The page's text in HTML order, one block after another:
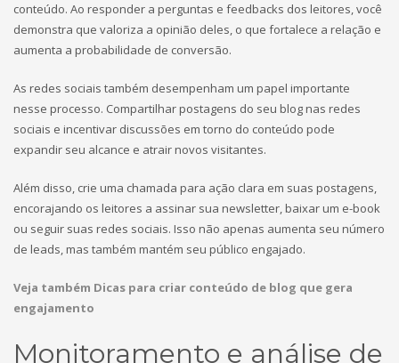
conteúdo. Ao responder a perguntas e feedbacks dos leitores, você
demonstra que valoriza a opinião deles, o que fortalece a relação e
aumenta a probabilidade de conversão.
As redes sociais também desempenham um papel importante
nesse processo. Compartilhar postagens do seu blog nas redes
sociais e incentivar discussões em torno do conteúdo pode
expandir seu alcance e atrair novos visitantes.
Além disso, crie uma chamada para ação clara em suas postagens,
encorajando os leitores a assinar sua newsletter, baixar um e-book
ou seguir suas redes sociais. Isso não apenas aumenta seu número
de leads, mas também mantém seu público engajado.
Veja também Dicas para criar conteúdo de blog que gera
engajamento
Monitoramento e análise de